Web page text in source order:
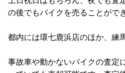
の後でもバイクを売ることがで
都内には環七鹿浜店のほか、練
事故車や動かないバイクの査定